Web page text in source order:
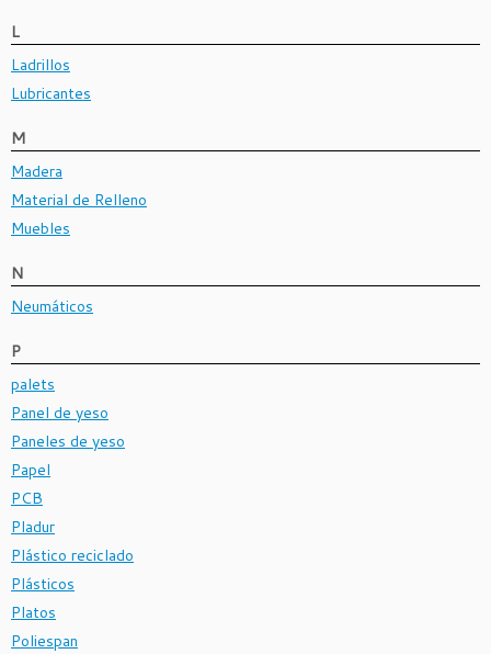
L
Ladrillos
Lubricantes
M
Madera
Material de Relleno
Muebles
N
Neumáticos
P
palets
Panel de yeso
Paneles de yeso
Papel
PCB
Pladur
Plástico reciclado
Plásticos
Platos
Poliespan